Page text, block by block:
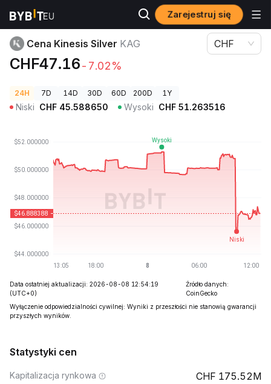
Zarejestruj się
Ceny kryptowalut Cena Kinesis Silver KAG
Cena Kinesis Silver KAG
CHF47.16-7.02%
CHF
24H 7D 14D 30D 60D 200D 1Y
Niski CHF 45.588650 Wysoki CHF 51.263516
Data ostatniej aktualizacji: 2026-08-08 12:54:19
(UTC+0)
Źródło danych:
CoinGecko
Wyłączenie odpowiedzialności cywilnej: Wyniki z przeszłości nie stanowią gwarancji
przyszłych wyników.
Statystyki cen
Kapitalizacja rynkowa 175.52M